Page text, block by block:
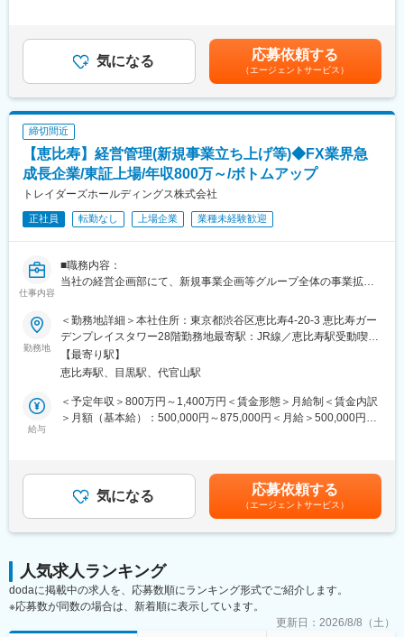
三菱ＵＦＪモルガン・スタンレー証券は世界的にも信頼の厚いＭ
ＵＦＧの中核総合証券会社であり、加えて、世界トップレベルの
情報力と商品力を誇るモルガン・スタンレーとのジョイントベン
会社に求められている、世界レベルのリスク管理能力について
は、すでにその構築を終えました。 次のステップに踏み出し、業
界を質・量ともにリードするリーディングカンパニーをめざしま
す。
横断で経営基盤を支える体制の拡充を進めています。特に、規制
対応や対外的な説明責任が求められる環境下において、論点整理
力や調整力を発揮しながら組織をリードできる人材を新たにお迎
■魅力
・経営層の意思決定プロセスに近い立場で、会社全体の方向性に
影響を与える役割を担えます。
・社内の多様な部門や外部関係者と関わりながら、全社最適の観
点で物事を動かす経験が得られます。
・制度設計やルール整備など、企業運営の土台づくりに関わるこ
とで、長期的な価値創出に貢献できます。
・官公庁対応や法令遵守が求められる環境でのご経験を、より経
営に近いフィールドで活かすことが可能です。
■当社について
当社は三菱UFJフィナンシャル・グループの一員として、オンラ
イン証券サービスを提供する成長企業です。
デジタル技術を活用した利便性の高い金融サービスを通じて、多
くのお客さまの資産形成を支援しています。
安定した経営基盤を持ちながらも、スピード感ある意思決定と変
革を続けている点が特徴です。
中途／国籍問わず多様性のある社員が多く、非常にフラットな環
境です。
ドレスコードもなく、比較的ベンチャー感のある社風です。意思
変更の範囲：会社の定める業務
業績連動型で上期偏重支給）"賃金はあくまでも目安の金額であ
り、選考を通じて上下する可能性があります。月給(月額)は固定手
気になる 応募依頼する
（エージェントサービス）
締切間近
【恵比寿】経営管理(新規事業立ち上げ等)◆FX業界急
成長企業/東証上場/年収800万～/ボトムアップ
トレイダーズホールディングス株式会社
正社員 転勤なし 上場企業 業種未経験歓迎
仕事内容
■職務内容：
当社の経営企画部にて、新規事業企画等グループ全体の事業拡大
場会社でありながら少数精鋭組織であるため裁量が大きく、経営
陣との距離も近いため、スピード感を持ってプロジェクトの推進
を行うことが可能です。
<経営企画業務>
・経営指標や財務数値の定量・定性分析に基づく経営課題抽出
・解決策の起案・推進による経営意思決定の推進
・中期経営計画の策定とモニタリング
・経営資源の最適化
・資本政策や報酬制度設計等の非連続的なプロジェクト対応
・ビジネス企画や戦略策定とその検証
・戦略的アライアンスの企図
・全社目標のグループ会社及び各部署への落とし込みのフォロー
・部門責任者やグループ会社経営幹部とのコミュニケーション
勤務地
＜勤務地詳細＞本社住所：東京都渋谷区恵比寿4-20-3 恵比寿ガー
デンプレイスタワー28階勤務地最寄駅：JR線／恵比寿駅受動喫煙
対策：屋内全面禁煙
【最寄り駅】
恵比寿駅、目黒駅、代官山駅
給与
＜予定年収＞800万円～1,400万円＜賃金形態＞月給制＜賃金内訳
＞月額（基本給）：500,000円～875,000円＜月給＞500,000円～
により支給(年2回)※前年度実績月給2ヶ月分■昇給：あり賃金はあ
くまでも目安の金額であり、選考を通じて上下する可能性があり
ます。月給(月額)は固定手当を含めた表記です。
気になる 応募依頼する
（エージェントサービス）
人気求人ランキング
dodaに掲載中の求人を、応募数順にランキング形式でご紹介します。
※応募数が同数の場合は、新着順に表示しています。
更新日： 2026/8/8（土）